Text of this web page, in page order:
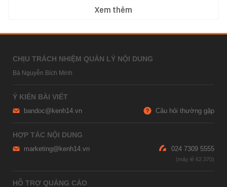
Xem thêm
CHỊU TRÁCH NHIỆM QUẢN LÝ NỘI DUNG
Bà Nguyễn Bích Minh
Ý KIẾN BÀI VIẾT
bandoc@kenh14.vn Câu hỏi thường gặp
HỢP TÁC NỘI DUNG
marketing@kenh14.vn 024 7309 5555
HỖ TRỢ QUẢNG CÁO